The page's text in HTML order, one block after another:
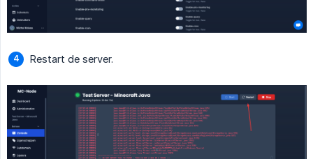
Restart de server.